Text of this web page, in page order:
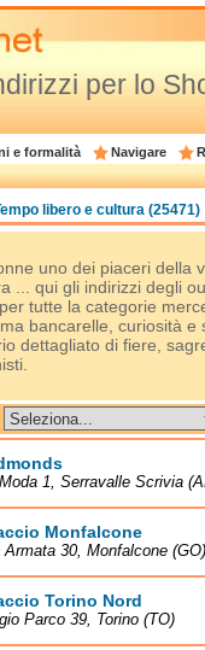
per lo
e formalità Navigare
libero e cultura (25471)
uno dei piaceri della
... qui gli indirizzi degli
tutte la categorie
bancarelle, curiosità
dettagliato di fiere,
1, Serravalle Scrivia
Monfalcone
Armata 30, Monfalcone (GO)
Torino Nord
Parco 39, Torino (TO)